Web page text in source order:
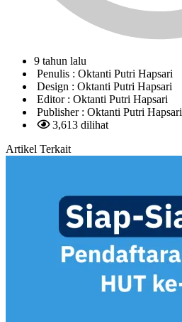
9 tahun lalu
Penulis : Oktanti Putri Hapsari
Design : Oktanti Putri Hapsari
Editor : Oktanti Putri Hapsari
Publisher : Oktanti Putri Hapsari
3,613 dilihat
Artikel Terkait